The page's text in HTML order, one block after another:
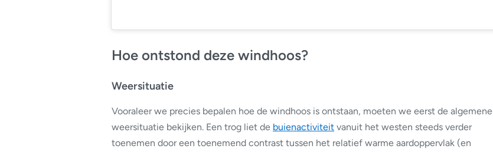
Hoe ontstond deze windhoos?
Weersituatie
Vooraleer we precies bepalen hoe de windhoos is ontstaan, moeten we eerst de algemene
weersituatie bekijken. Een trog liet de buienactiviteit vanuit het westen steeds verder
toenemen door een toenemend contrast tussen het relatief warme aardoppervlak (en